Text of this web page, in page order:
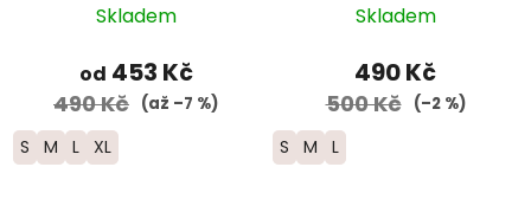
Trail -
Skladem
od 453 Kč
490 Kč (až –7 %)
S M L XL
– modrá
Skladem
490 Kč
500 Kč (–2 %)
S M L